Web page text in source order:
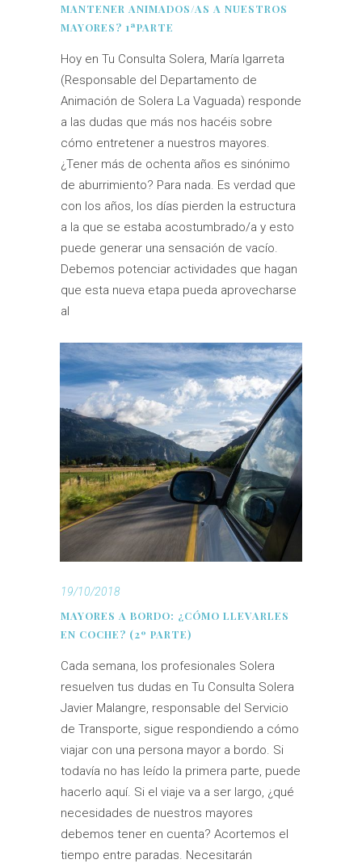
MANTENER ANIMADOS/AS A NUESTROS
MAYORES? 1ªPARTE
Hoy en Tu Consulta Solera, María Igarreta
(Responsable del Departamento de
Animación de Solera La Vaguada) responde
a las dudas que más nos hacéis sobre
cómo entretener a nuestros mayores.
¿Tener más de ochenta años es sinónimo
de aburrimiento? Para nada. Es verdad que
con los años, los días pierden la estructura
a la que se estaba acostumbrado/a y esto
puede generar una sensación de vacío.
Debemos potenciar actividades que hagan
que esta nueva etapa pueda aprovecharse
al
19/10/2018
MAYORES A BORDO: ¿CÓMO LLEVARLES
EN COCHE? (2º PARTE)
Cada semana, los profesionales Solera
resuelven tus dudas en Tu Consulta Solera
Javier Malangre, responsable del Servicio
de Transporte, sigue respondiendo a cómo
viajar con una persona mayor a bordo. Si
todavía no has leído la primera parte, puede
hacerlo aquí. Si el viaje va a ser largo, ¿qué
necesidades de nuestros mayores
debemos tener en cuenta? Acortemos el
tiempo entre paradas. Necesitarán